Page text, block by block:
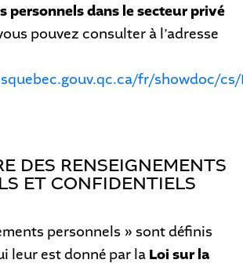
personnels dans le secteur privé
pouvez consulter à l’adresse
fr/showdoc/cs/
DES RENSEIGNEMENTS
ET CONFIDENTIELS
personnels » sont définis
leur est donné par la Loi sur la